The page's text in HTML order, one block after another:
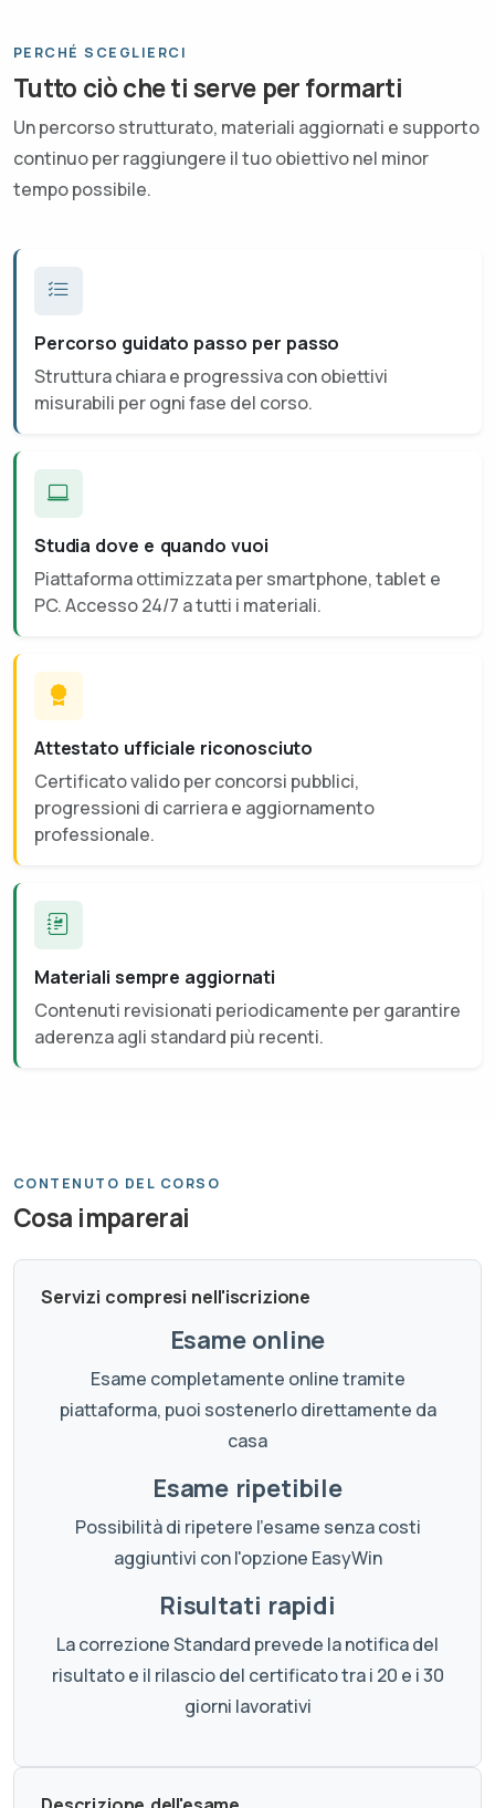
PERCHÉ SCEGLIERCI
Tutto ciò che ti serve per formarti
Un percorso strutturato, materiali aggiornati e supporto
continuo per raggiungere il tuo obiettivo nel minor
tempo possibile.
Percorso guidato passo per passo
Struttura chiara e progressiva con obiettivi
misurabili per ogni fase del corso.
Studia dove e quando vuoi
Piattaforma ottimizzata per smartphone, tablet e
PC. Accesso 24/7 a tutti i materiali.
Attestato ufficiale riconosciuto
Certificato valido per concorsi pubblici,
progressioni di carriera e aggiornamento
professionale.
Materiali sempre aggiornati
Contenuti revisionati periodicamente per garantire
aderenza agli standard più recenti.
CONTENUTO DEL CORSO
Cosa imparerai
Servizi compresi nell'iscrizione
Esame online
Esame completamente online tramite
piattaforma, puoi sostenerlo direttamente da
casa
Esame ripetibile
Possibilità di ripetere l'esame senza costi
aggiuntivi con l'opzione EasyWin
Risultati rapidi
La correzione Standard prevede la notifica del
risultato e il rilascio del certificato tra i 20 e i 30
giorni lavorativi